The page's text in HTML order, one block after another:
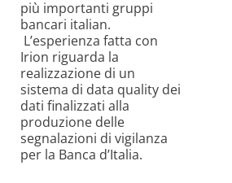
più importanti gruppi
bancari italian.
L’esperienza fatta con
Irion riguarda la
realizzazione di un
sistema di data quality dei
dati finalizzati alla
produzione delle
segnalazioni di vigilanza
per la Banca d’Italia.